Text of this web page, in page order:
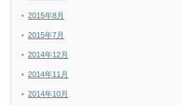
2015年8月
2015年7月
2014年12月
2014年11月
2014年10月